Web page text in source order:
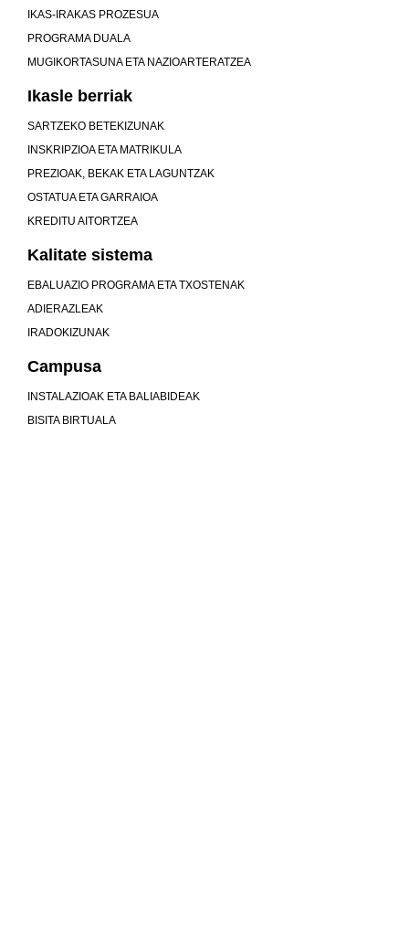
IKAS-IRAKAS PROZESUA
PROGRAMA DUALA
MUGIKORTASUNA ETA NAZIOARTERATZEA
Ikasle berriak
SARTZEKO BETEKIZUNAK
INSKRIPZIOA ETA MATRIKULA
PREZIOAK, BEKAK ETA LAGUNTZAK
OSTATUA ETA GARRAIOA
KREDITU AITORTZEA
Kalitate sistema
EBALUAZIO PROGRAMA ETA TXOSTENAK
ADIERAZLEAK
IRADOKIZUNAK
Campusa
INSTALAZIOAK ETA BALIABIDEAK
BISITA BIRTUALA